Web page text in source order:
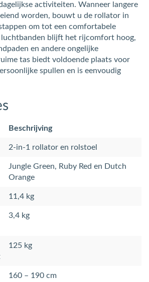
activiteiten. Wanneer langere
worden, bouwt u de rollator in
om tot een comfortabele
luchtbanden blijft het rijcomfort hoog,
en andere ongelijke
tas biedt voldoende plaats voor
spullen en is eenvoudig
Beschrijving
2-in-1 rollator en rolstoel
Jungle Green, Ruby Red en Dutch
Orange
11,4 kg
3,4 kg
125 kg
160 – 190 cm